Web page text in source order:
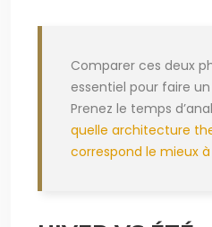
Comparer ces deux
essentiel pour faire
Prenez le temps
quelle architecture
correspond le mieux